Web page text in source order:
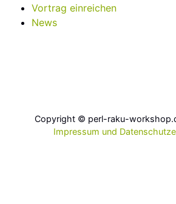
Vortrag einreichen
News
Copyright © perl-raku-
Impressum und